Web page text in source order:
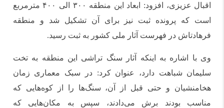
اقبال عزیزی، افزود: ابعاد این منطقه ۳۰۰ الی ۴۰۰ مترمربع
است که پرونده ثبت نیز برای آن تشکیل شد و منطقه
فرهادتاش در فهرست آثار ملی کشور به ثبت رسید.
وی با اشاره به اینکه آثار سنگ تراشی این منطقه به تخت
سلیمان شباهت دارد، عنوان کرد: در سبک معماری زمان
هخامنشیان و حتی قبل از آن، سنگ‌ها را از کوه‌هایی که
مناسب بودند برش می‌دادند، سپس به مکان‌هایی که